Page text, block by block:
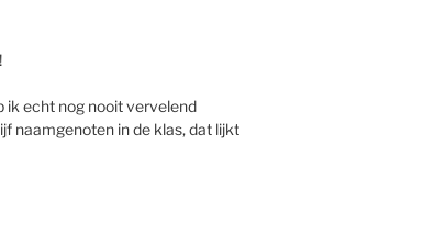
ik echt nog nooit vervelend
naamgenoten in de klas, dat lijkt